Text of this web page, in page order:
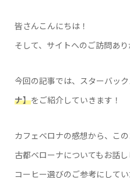
皆さんこんにちは！
そして、サイトへのご訪問あ
今回の記事では、スターバッ
ナ】をご紹介していきます！
カフェベロナの感想から、こ
古都ベローナについてもお話
コーヒー選びのご参考にして